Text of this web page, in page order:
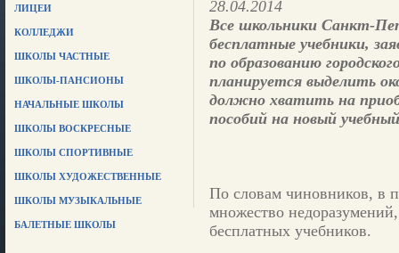
ЛИЦЕИ
КОЛЛЕДЖИ
ШКОЛЫ ЧАСТНЫЕ
ШКОЛЫ-ПАНСИОНЫ
НАЧАЛЬНЫЕ ШКОЛЫ
ШКОЛЫ ВОСКРЕСНЫЕ
ШКОЛЫ СПОРТИВНЫЕ
ШКОЛЫ ХУДОЖЕСТВЕННЫЕ
ШКОЛЫ МУЗЫКАЛЬНЫЕ
БАЛЕТНЫЕ ШКОЛЫ
28.04.2014
Все школьники Санкт-
бесплатные учебники,
по образованию
планируется выделить
должно хватить на
пособий на новый
По словам чиновников, в
множество
бесплатных учебников.